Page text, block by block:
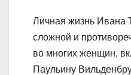
Личная жизнь Ивана
сложной и
во многих женщин,
Паульину